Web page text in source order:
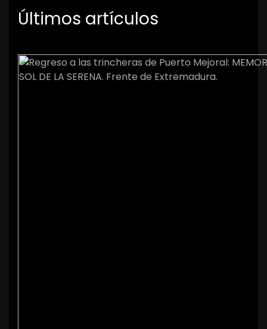
Últimos artículos